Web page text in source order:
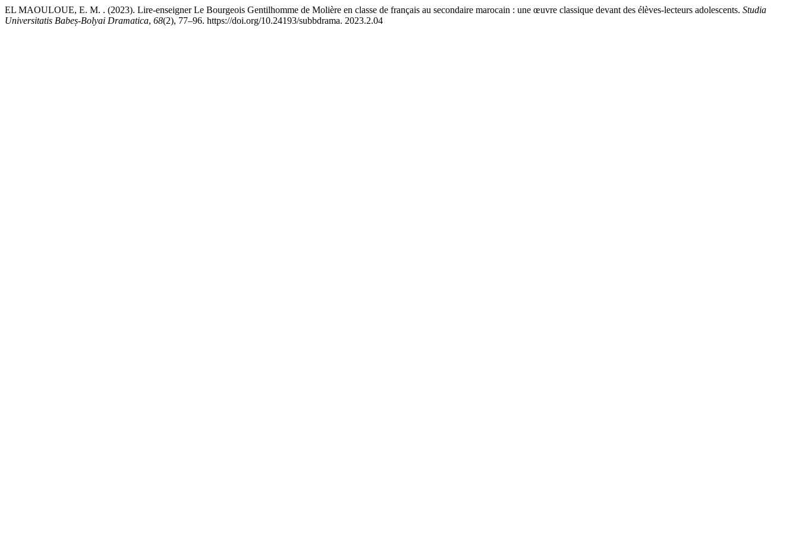
EL MAOULOUE, E. M. . (2023). Lire-enseigner Le Bourgeois Gentilhomme de Molière en classe de français au secondaire marocain : une œuvre classique devant des élèves-lecteurs adolescents. Studia
Universitatis Babeș-Bolyai Dramatica, 68(2), 77–96. https://doi.org/10.24193/subbdrama. 2023.2.04